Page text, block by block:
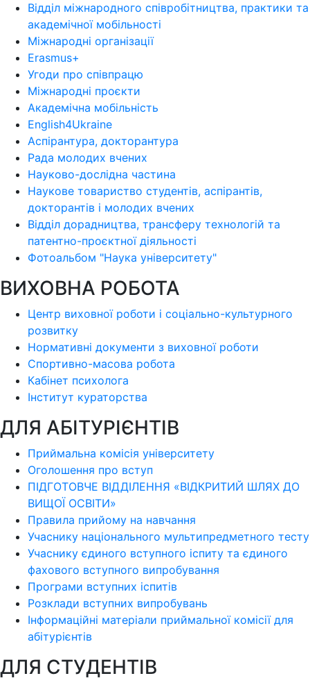
Відділ міжнародного співробітництва, практики та
академічної мобільності
Міжнародні організації
Erasmus+
Угоди про співпрацю
Міжнародні проєкти
Академічна мобільність
English4Ukraine
Аспірантура, докторантура
Рада молодих вчених
Науково-дослідна частина
Наукове товариство студентів, аспірантів,
докторантів і молодих вчених
Відділ дорадництва, трансферу технологій та
патентно-проєктної діяльності
Фотоальбом "Наука університету"
ВИХОВНА РОБОТА
Центр виховної роботи і соціально-культурного
розвитку
Нормативні документи з виховної роботи
Спортивно-масова робота
Кабінет психолога
Інститут кураторства
ДЛЯ АБІТУРІЄНТІВ
Приймальна комісія університету
Оголошення про вступ
ПІДГОТОВЧЕ ВІДДІЛЕННЯ «ВІДКРИТИЙ ШЛЯХ ДО
ВИЩОЇ ОСВІТИ»
Правила прийому на навчання
Учаснику національного мультипредметного тесту
Учаснику єдиного вступного іспиту та єдиного
фахового вступного випробування
Програми вступних іспитів
Розклади вступних випробувань
Інформаційні матеріали приймальної комісії для
абітурієнтів
ДЛЯ СТУДЕНТІВ